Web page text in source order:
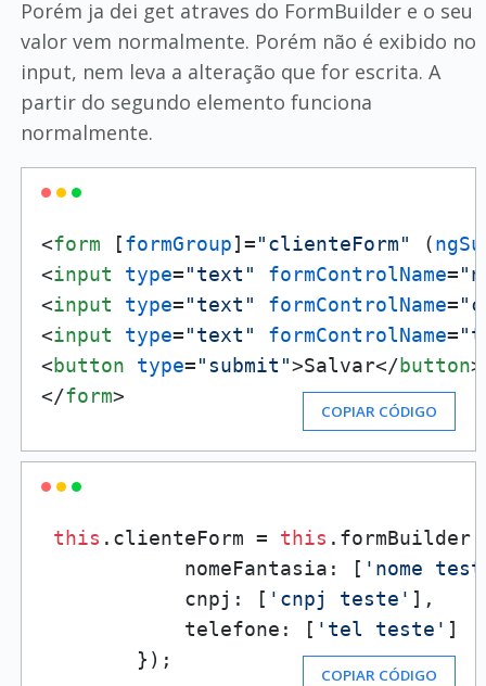
Porém ja dei get atraves do FormBuilder e o seu
valor vem normalmente. Porém não é exibido no
input, nem leva a alteração que for escrita. A
partir do segundo elemento funciona
normalmente.
<form [formGroup]="clienteForm" (
<input type="text" formControlName=
<input type="text" formControlName=
<input type="text" formControlName=
<button type="submit">Salvar</button>
</form>
COPIAR CÓDIGO
this .clienteForm = this
            nomeFantasia: [
'nome
            cnpj: [
'cnpj teste' ],
            telefone: [
'tel teste' ]
        });
COPIAR CÓDIGO